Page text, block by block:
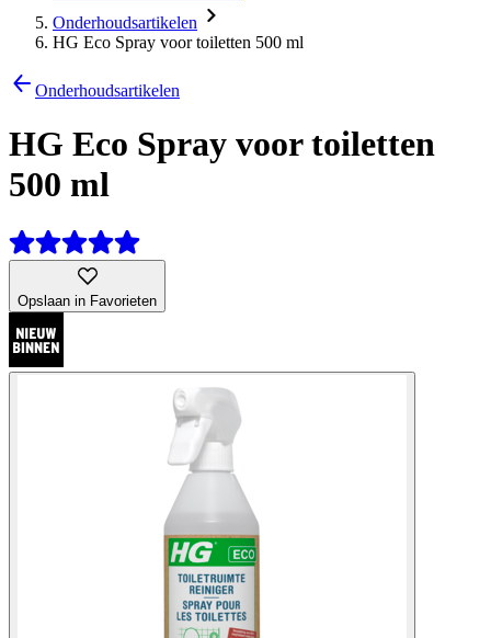
Onderhoudsartikelen
HG Eco Spray voor toiletten 500 ml
Onderhoudsartikelen
HG Eco Spray voor toiletten
500 ml
Opslaan in Favorieten